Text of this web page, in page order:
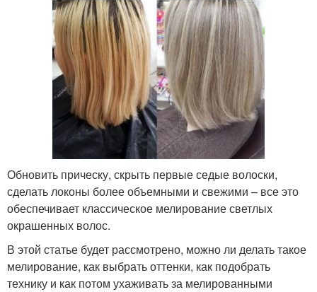
Обновить прическу, скрыть первые седые волоски,
сделать локоны более объемными и свежими – все это
обеспечивает классическое мелирование светлых
окрашенных волос.
В этой статье будет рассмотрено, можно ли делать такое
мелирование, как выбрать оттенки, как подобрать
технику и как потом ухаживать за мелированными